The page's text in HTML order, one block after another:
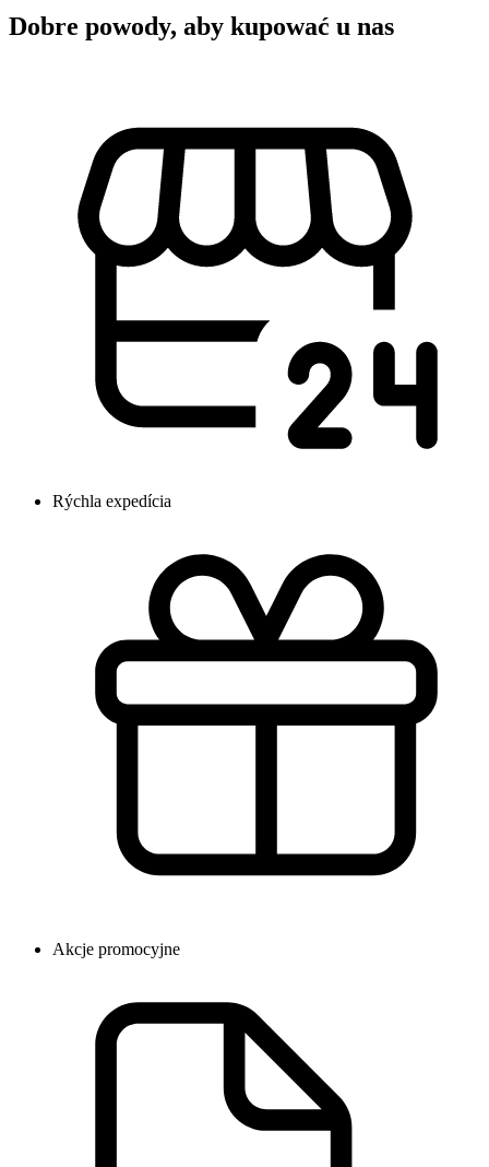
Dobre powody, aby kupować u nas
Rýchla expedícia
Akcje promocyjne